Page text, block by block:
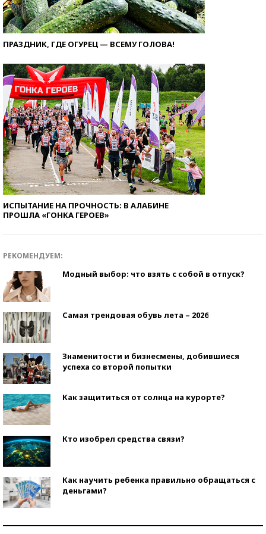
ПРАЗДНИК, ГДЕ ОГУРЕЦ — ВСЕМУ ГОЛОВА!
ИСПЫТАНИЕ НА ПРОЧНОСТЬ: В АЛАБИНЕ
ПРОШЛА «ГОНКА ГЕРОЕВ»
РЕКОМЕНДУЕМ:
Модный выбор: что взять с собой в отпуск?
Самая трендовая обувь лета – 2026
Знаменитости и бизнесмены, добившиеся
успеха со второй попытки
Как защититься от солнца на курорте?
Кто изобрел средства связи?
Как научить ребенка правильно обращаться с
деньгами?